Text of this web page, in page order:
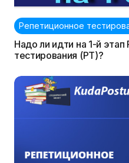
Репетиционное
Надо ли идти на 1-й этап
тестирования (РТ)?